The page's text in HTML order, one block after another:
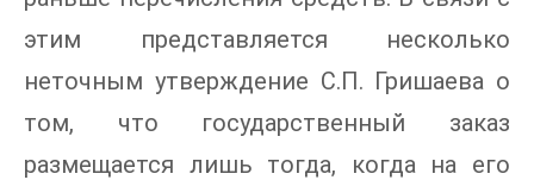
этим представляется несколько
неточным утверждение С.П. Гришаева о
том, что государственный заказ
размещается лишь тогда, когда на его